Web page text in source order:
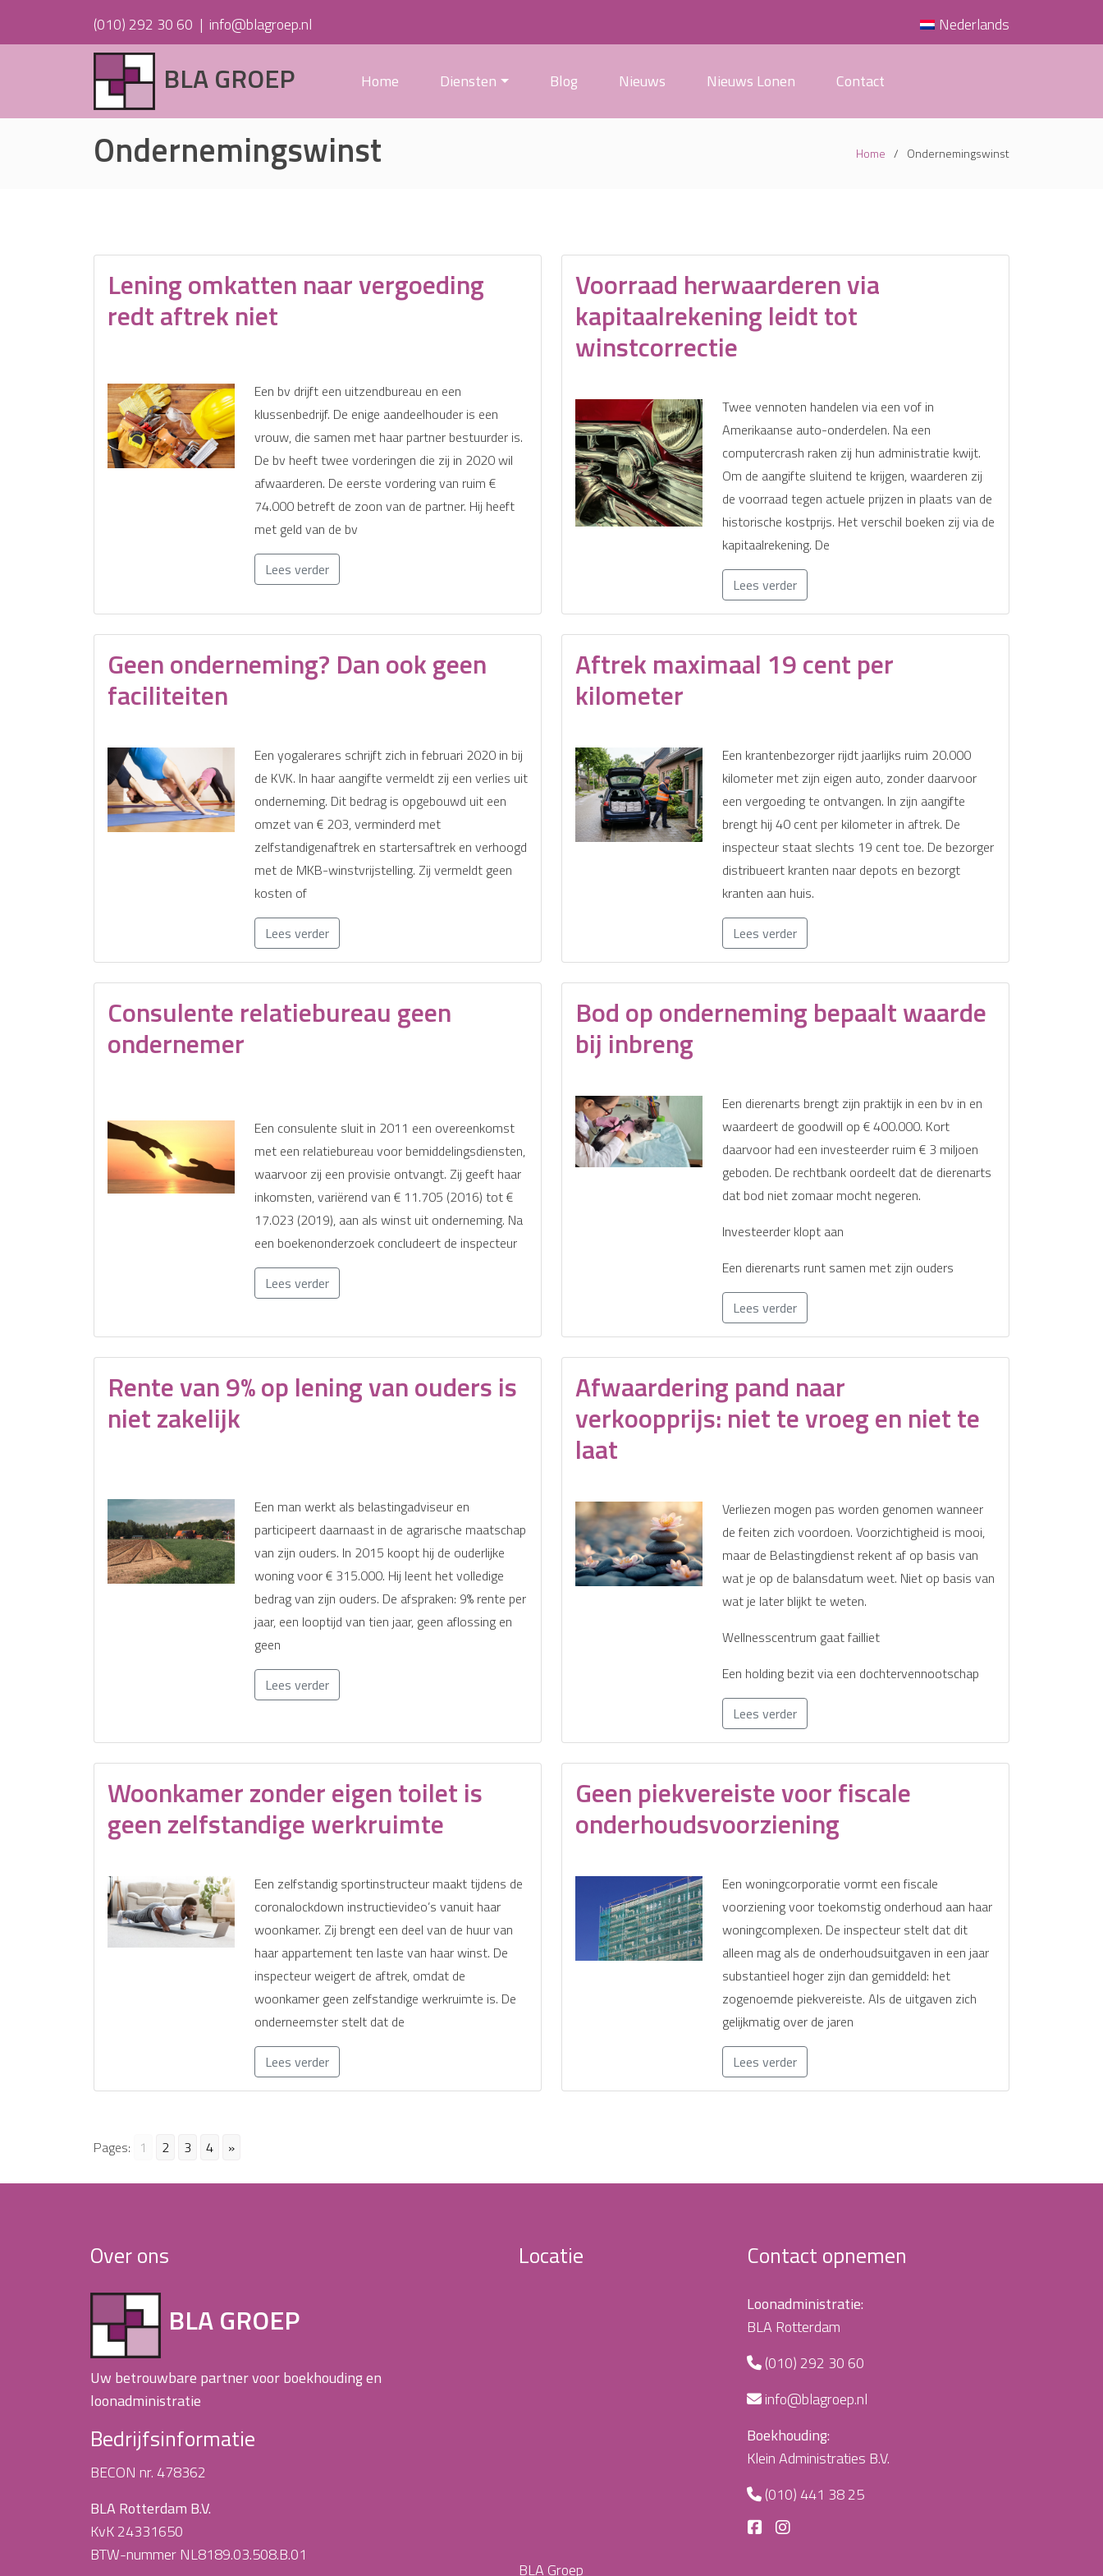
(010) 292 30 60 | info@blagroep.nl Nederlands
BLA GROEP Home Diensten Blog Nieuws Nieuws Lonen Contact
Ondernemingswinst Home Ondernemingswinst
Lening omkatten naar vergoeding
redt aftrek niet
Een bv drijft een uitzendbureau en een
klussenbedrijf. De enige aandeelhouder is een
vrouw, die samen met haar partner bestuurder is.
De bv heeft twee vorderingen die zij in 2020 wil
afwaarderen. De eerste vordering van ruim €
74.000 betreft de zoon van de partner. Hij heeft
met geld van de bv
Lees verder
Voorraad herwaarderen via
kapitaalrekening leidt tot
winstcorrectie
Twee vennoten handelen via een vof in
Amerikaanse auto-onderdelen. Na een
computercrash raken zij hun administratie kwijt.
Om de aangifte sluitend te krijgen, waarderen zij
de voorraad tegen actuele prijzen in plaats van de
historische kostprijs. Het verschil boeken zij via de
kapitaalrekening. De
Lees verder
Geen onderneming? Dan ook geen
faciliteiten
Een yogalerares schrijft zich in februari 2020 in bij
de KVK. In haar aangifte vermeldt zij een verlies uit
onderneming. Dit bedrag is opgebouwd uit een
omzet van € 203, verminderd met
zelfstandigenaftrek en startersaftrek en verhoogd
met de MKB-winstvrijstelling. Zij vermeldt geen
kosten of
Lees verder
Aftrek maximaal 19 cent per
kilometer
Een krantenbezorger rijdt jaarlijks ruim 20.000
kilometer met zijn eigen auto, zonder daarvoor
een vergoeding te ontvangen. In zijn aangifte
brengt hij 40 cent per kilometer in aftrek. De
inspecteur staat slechts 19 cent toe. De bezorger
distribueert kranten naar depots en bezorgt
kranten aan huis.
Lees verder
Consulente relatiebureau geen
ondernemer
Een consulente sluit in 2011 een overeenkomst
met een relatiebureau voor bemiddelingsdiensten,
waarvoor zij een provisie ontvangt. Zij geeft haar
inkomsten, variërend van € 11.705 (2016) tot €
17.023 (2019), aan als winst uit onderneming. Na
een boekenonderzoek concludeert de inspecteur
Lees verder
Bod op onderneming bepaalt waarde
bij inbreng
Een dierenarts brengt zijn praktijk in een bv in en
waardeert de goodwill op € 400.000. Kort
daarvoor had een investeerder ruim € 3 miljoen
geboden. De rechtbank oordeelt dat de dierenarts
dat bod niet zomaar mocht negeren.
Investeerder klopt aan
Een dierenarts runt samen met zijn ouders
Lees verder
Rente van 9% op lening van ouders is
niet zakelijk
Een man werkt als belastingadviseur en
participeert daarnaast in de agrarische maatschap
van zijn ouders. In 2015 koopt hij de ouderlijke
woning voor € 315.000. Hij leent het volledige
bedrag van zijn ouders. De afspraken: 9% rente per
jaar, een looptijd van tien jaar, geen aflossing en
geen
Lees verder
Afwaardering pand naar
verkoopprijs: niet te vroeg en niet te
laat
Verliezen mogen pas worden genomen wanneer
de feiten zich voordoen. Voorzichtigheid is mooi,
maar de Belastingdienst rekent af op basis van
wat je op de balansdatum weet. Niet op basis van
wat je later blijkt te weten.
Wellnesscentrum gaat failliet
Een holding bezit via een dochtervennootschap
Lees verder
Woonkamer zonder eigen toilet is
geen zelfstandige werkruimte
Een zelfstandig sportinstructeur maakt tijdens de
coronalockdown instructievideo’s vanuit haar
woonkamer. Zij brengt een deel van de huur van
haar appartement ten laste van haar winst. De
inspecteur weigert de aftrek, omdat de
woonkamer geen zelfstandige werkruimte is. De
onderneemster stelt dat de
Lees verder
Geen piekvereiste voor fiscale
onderhoudsvoorziening
Een woningcorporatie vormt een fiscale
voorziening voor toekomstig onderhoud aan haar
woningcomplexen. De inspecteur stelt dat dit
alleen mag als de onderhoudsuitgaven in een jaar
substantieel hoger zijn dan gemiddeld: het
zogenoemde piekvereiste. Als de uitgaven zich
gelijkmatig over de jaren
Lees verder
Pages: 1 2 3 4 »
Over ons
BLA GROEP
Uw betrouwbare partner voor boekhouding en
loonadministratie
Bedrijfsinformatie
BECON nr. 478362
BLA Rotterdam B.V.
KvK 24331650
BTW-nummer NL8189.03.508.B.01
Locatie
BLA Groep
Contact opnemen
Loonadministratie:
BLA Rotterdam
(010) 292 30 60
info@blagroep.nl
Boekhouding:
Klein Administraties B.V.
(010) 441 38 25